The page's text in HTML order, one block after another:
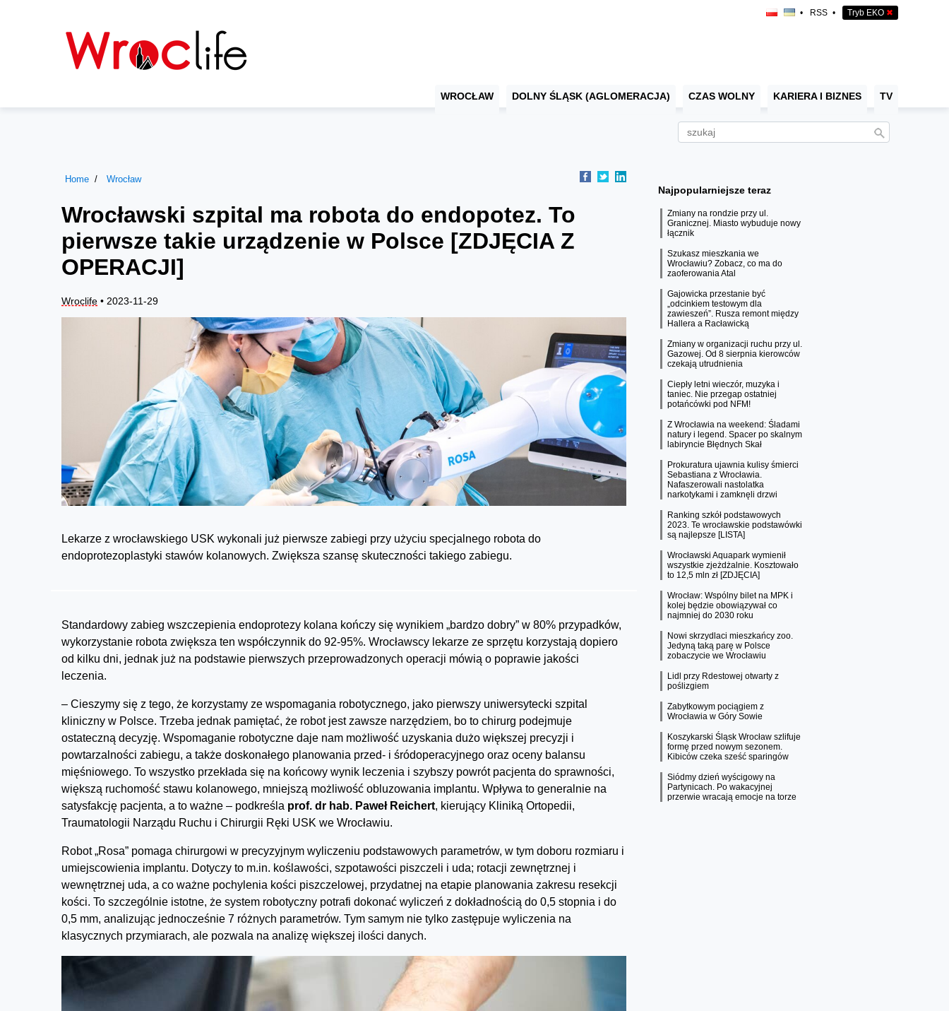
• RSS • Tryb EKO ✖
WROCŁAW DOLNY ŚLĄSK (AGLOMERACJA) CZAS WOLNY KARIERA I BIZNES TV
Home Wrocław
Wrocławski szpital ma robota do endopotez. To
pierwsze takie urządzenie w Polsce [ZDJĘCIA Z
OPERACJI]
Wroclife • 2023-11-29
Lekarze z wrocławskiego USK wykonali już pierwsze zabiegi przy użyciu specjalnego robota do
endoprotezoplastyki stawów kolanowych. Zwiększa szansę skuteczności takiego zabiegu.
Standardowy zabieg wszczepienia endoprotezy kolana kończy się wynikiem „bardzo dobry” w 80% przypadków,
wykorzystanie robota zwiększa ten współczynnik do 92-95%. Wrocławscy lekarze ze sprzętu korzystają dopiero
od kilku dni, jednak już na podstawie pierwszych przeprowadzonych operacji mówią o poprawie jakości
leczenia.
– Cieszymy się z tego, że korzystamy ze wspomagania robotycznego, jako pierwszy uniwersytecki szpital
kliniczny w Polsce. Trzeba jednak pamiętać, że robot jest zawsze narzędziem, bo to chirurg podejmuje
ostateczną decyzję. Wspomaganie robotyczne daje nam możliwość uzyskania dużo większej precyzji i
powtarzalności zabiegu, a także doskonałego planowania przed- i śródoperacyjnego oraz oceny balansu
mięśniowego. To wszystko przekłada się na końcowy wynik leczenia i szybszy powrót pacjenta do sprawności,
większą ruchomość stawu kolanowego, mniejszą możliwość obluzowania implantu. Wpływa to generalnie na
satysfakcję pacjenta, a to ważne – podkreśla prof. dr hab. Paweł Reichert, kierujący Kliniką Ortopedii,
Traumatologii Narządu Ruchu i Chirurgii Ręki USK we Wrocławiu.
Robot „Rosa” pomaga chirurgowi w precyzyjnym wyliczeniu podstawowych parametrów, w tym doboru rozmiaru i
umiejscowienia implantu. Dotyczy to m.in. koślawości, szpotawości piszczeli i uda; rotacji zewnętrznej i
wewnętrznej uda, a co ważne pochylenia kości piszczelowej, przydatnej na etapie planowania zakresu resekcji
kości. To szczególnie istotne, że system robotyczny potrafi dokonać wyliczeń z dokładnością do 0,5 stopnia i do
0,5 mm, analizując jednocześnie 7 różnych parametrów. Tym samym nie tylko zastępuje wyliczenia na
klasycznych przymiarach, ale pozwala na analizę większej ilości danych.
Najpopularniejsze teraz
Zmiany na rondzie przy ul.
Granicznej. Miasto wybuduje nowy
łącznik
Szukasz mieszkania we
Wrocławiu? Zobacz, co ma do
zaoferowania Atal
Gajowicka przestanie być
„odcinkiem testowym dla
zawieszeń”. Rusza remont między
Hallera a Racławicką
Zmiany w organizacji ruchu przy ul.
Gazowej. Od 8 sierpnia kierowców
czekają utrudnienia
Ciepły letni wieczór, muzyka i
taniec. Nie przegap ostatniej
potańcówki pod NFM!
Z Wrocławia na weekend: Śladami
natury i legend. Spacer po skalnym
labiryncie Błędnych Skał
Prokuratura ujawnia kulisy śmierci
Sebastiana z Wrocławia.
Nafaszerowali nastolatka
narkotykami i zamknęli drzwi
Ranking szkół podstawowych
2023. Te wrocławskie podstawówki
są najlepsze [LISTA]
Wrocławski Aquapark wymienił
wszystkie zjeżdżalnie. Kosztowało
to 12,5 mln zł [ZDJĘCIA]
Wrocław: Wspólny bilet na MPK i
kolej będzie obowiązywał co
najmniej do 2030 roku
Nowi skrzydlaci mieszkańcy zoo.
Jedyną taką parę w Polsce
zobaczycie we Wrocławiu
Lidl przy Rdestowej otwarty z
poślizgiem
Zabytkowym pociągiem z
Wrocławia w Góry Sowie
Koszykarski Śląsk Wrocław szlifuje
formę przed nowym sezonem.
Kibiców czeka sześć sparingów
Siódmy dzień wyścigowy na
Partynicach. Po wakacyjnej
przerwie wracają emocje na torze